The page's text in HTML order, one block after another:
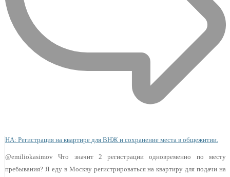
НА: Регистрация на квартире для ВНЖ и сохранение места в общежитии.
@emiliokasimov Что значит 2 регистрации одновременно по месту
пребывания? Я еду в Москву регистрироваться на квартиру для подачи на